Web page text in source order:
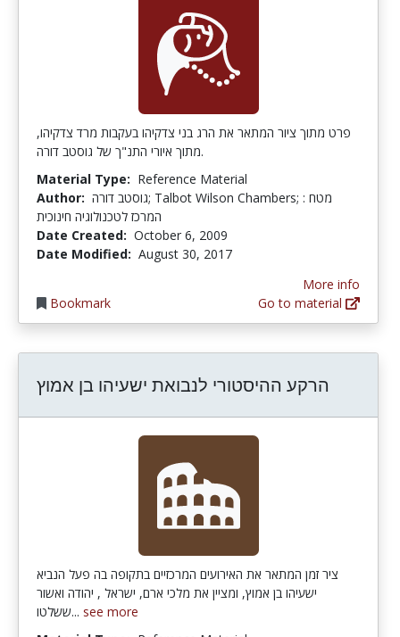
פרט מתוך ציור המתאר את הרג בני צדקיהו בעקבות מרד צדקיהו,
מתוך איורי התנ"ך של גוסטב דורה.
Material Type: Reference Material
Author: גוסטב דורה; Talbot Wilson Chambers; מטח :
המרכז לטכנולוגיה חינוכית
Date Created: October 6, 2009
Date Modified: August 30, 2017
Bookmark
More info
Go to material
הרקע ההיסטורי לנבואת ישעיהו בן אמוץ
ציר זמן המתאר את האירועים המרכזיים בתקופה בה פעל הנביא
ישעיהו בן אמוץ, ומציין את מלכי ארם, ישראל , יהודה ואשור
ששלטו... see more